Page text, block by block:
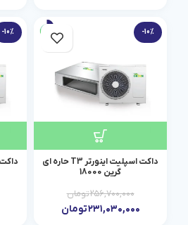
-10%
داکت اسپلیت اینورتر T3 حاره ای
گرین 18000
۲۵۶,۷۰۰,۰۰۰تومان
۲۳۱,۰۳۰,۰۰۰تومان
-10%